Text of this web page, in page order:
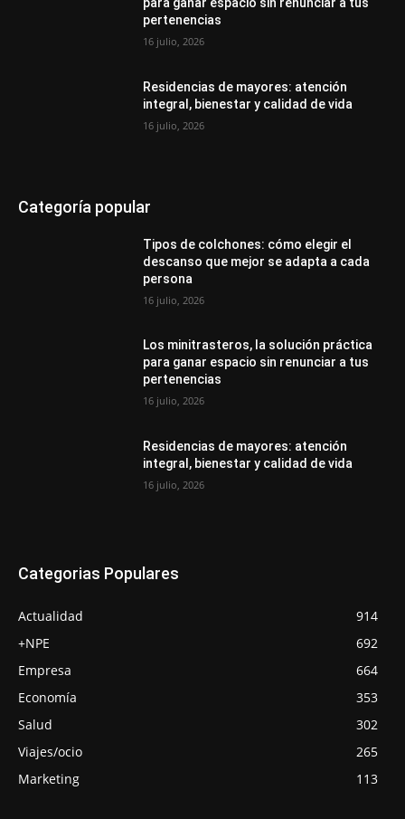
para ganar espacio sin renunciar a tus
pertenencias
16 julio, 2026
Residencias de mayores: atención
integral, bienestar y calidad de vida
16 julio, 2026
Categoría popular
Tipos de colchones: cómo elegir el
descanso que mejor se adapta a cada
persona
16 julio, 2026
Los minitrasteros, la solución práctica
para ganar espacio sin renunciar a tus
pertenencias
16 julio, 2026
Residencias de mayores: atención
integral, bienestar y calidad de vida
16 julio, 2026
Categorias Populares
Actualidad
914
+NPE
692
Empresa
664
Economía
353
Salud
302
Viajes/ocio
265
Marketing
113